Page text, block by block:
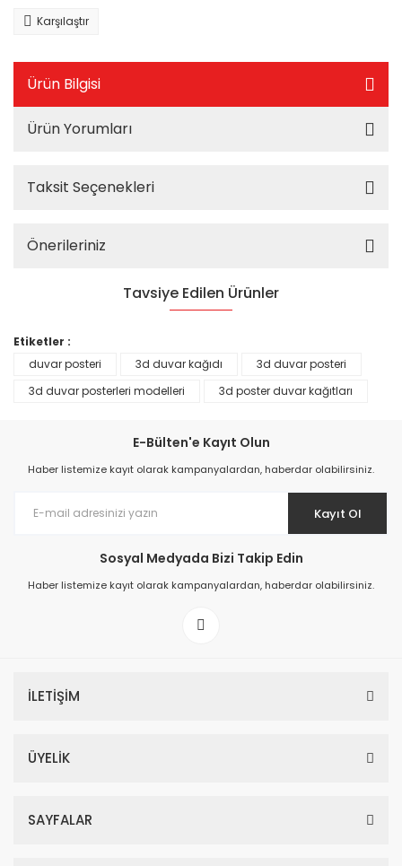
Karşılaştır
Ürün Bilgisi
Ürün Yorumları
Taksit Seçenekleri
Önerileriniz
Tavsiye Edilen Ürünler
Etiketler :
duvar posteri
3d duvar kağıdı
3d duvar posteri
3d duvar posterleri modelleri
3d poster duvar kağıtları
E-Bülten'e Kayıt Olun
Haber listemize kayıt olarak kampanyalardan, haberdar olabilirsiniz.
Kayıt Ol
Sosyal Medyada Bizi Takip Edin
Haber listemize kayıt olarak kampanyalardan, haberdar olabilirsiniz.
İLETİŞİM
ÜYELİK
SAYFALAR